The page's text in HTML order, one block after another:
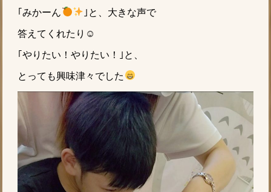
｢みかーん ｣と、大きな声で
答えてくれたり☺
｢やりたい！やりたい！｣と、
とっても興味津々でした